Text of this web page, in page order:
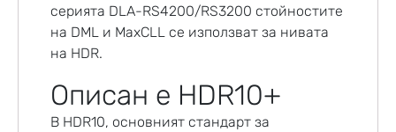
серията DLA-RS4200/RS3200 стойностите
на DML и MaxCLL се използват за нивата
на HDR.
Описан е HDR10+
В HDR10, основният стандарт за